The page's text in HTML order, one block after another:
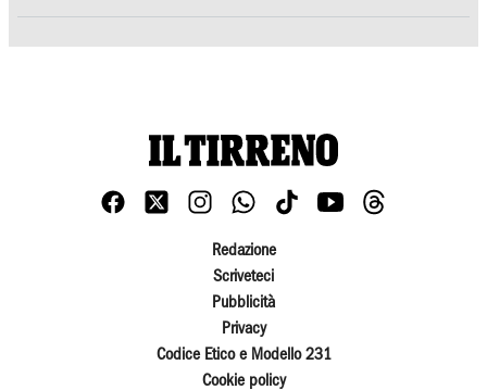
Redazione
Scriveteci
Pubblicità
Privacy
Codice Etico e Modello 231
Cookie policy